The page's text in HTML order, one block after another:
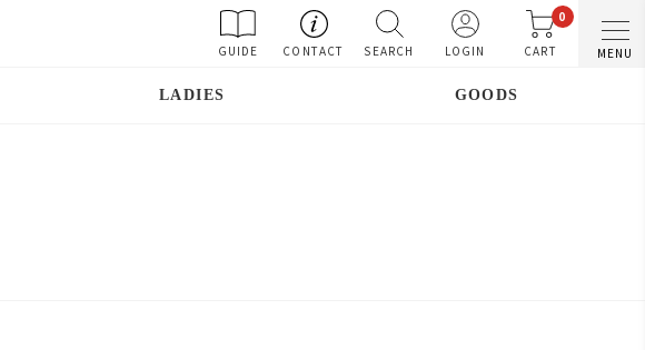
GUIDE CONTACT SEARCH LOGIN
0
CART MENU
LADIES GOODS